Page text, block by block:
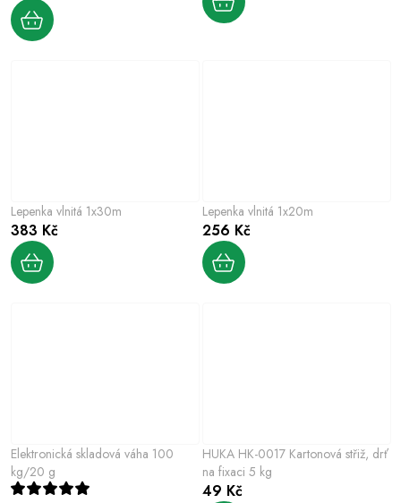
Lepenka vlnitá 1x30m
383 Kč
Lepenka vlnitá 1x20m
256 Kč
Elektronická skladová váha 100
kg/20 g
HUKA HK-0017 Kartonová střiž, drť
na fixaci 5 kg
49 Kč